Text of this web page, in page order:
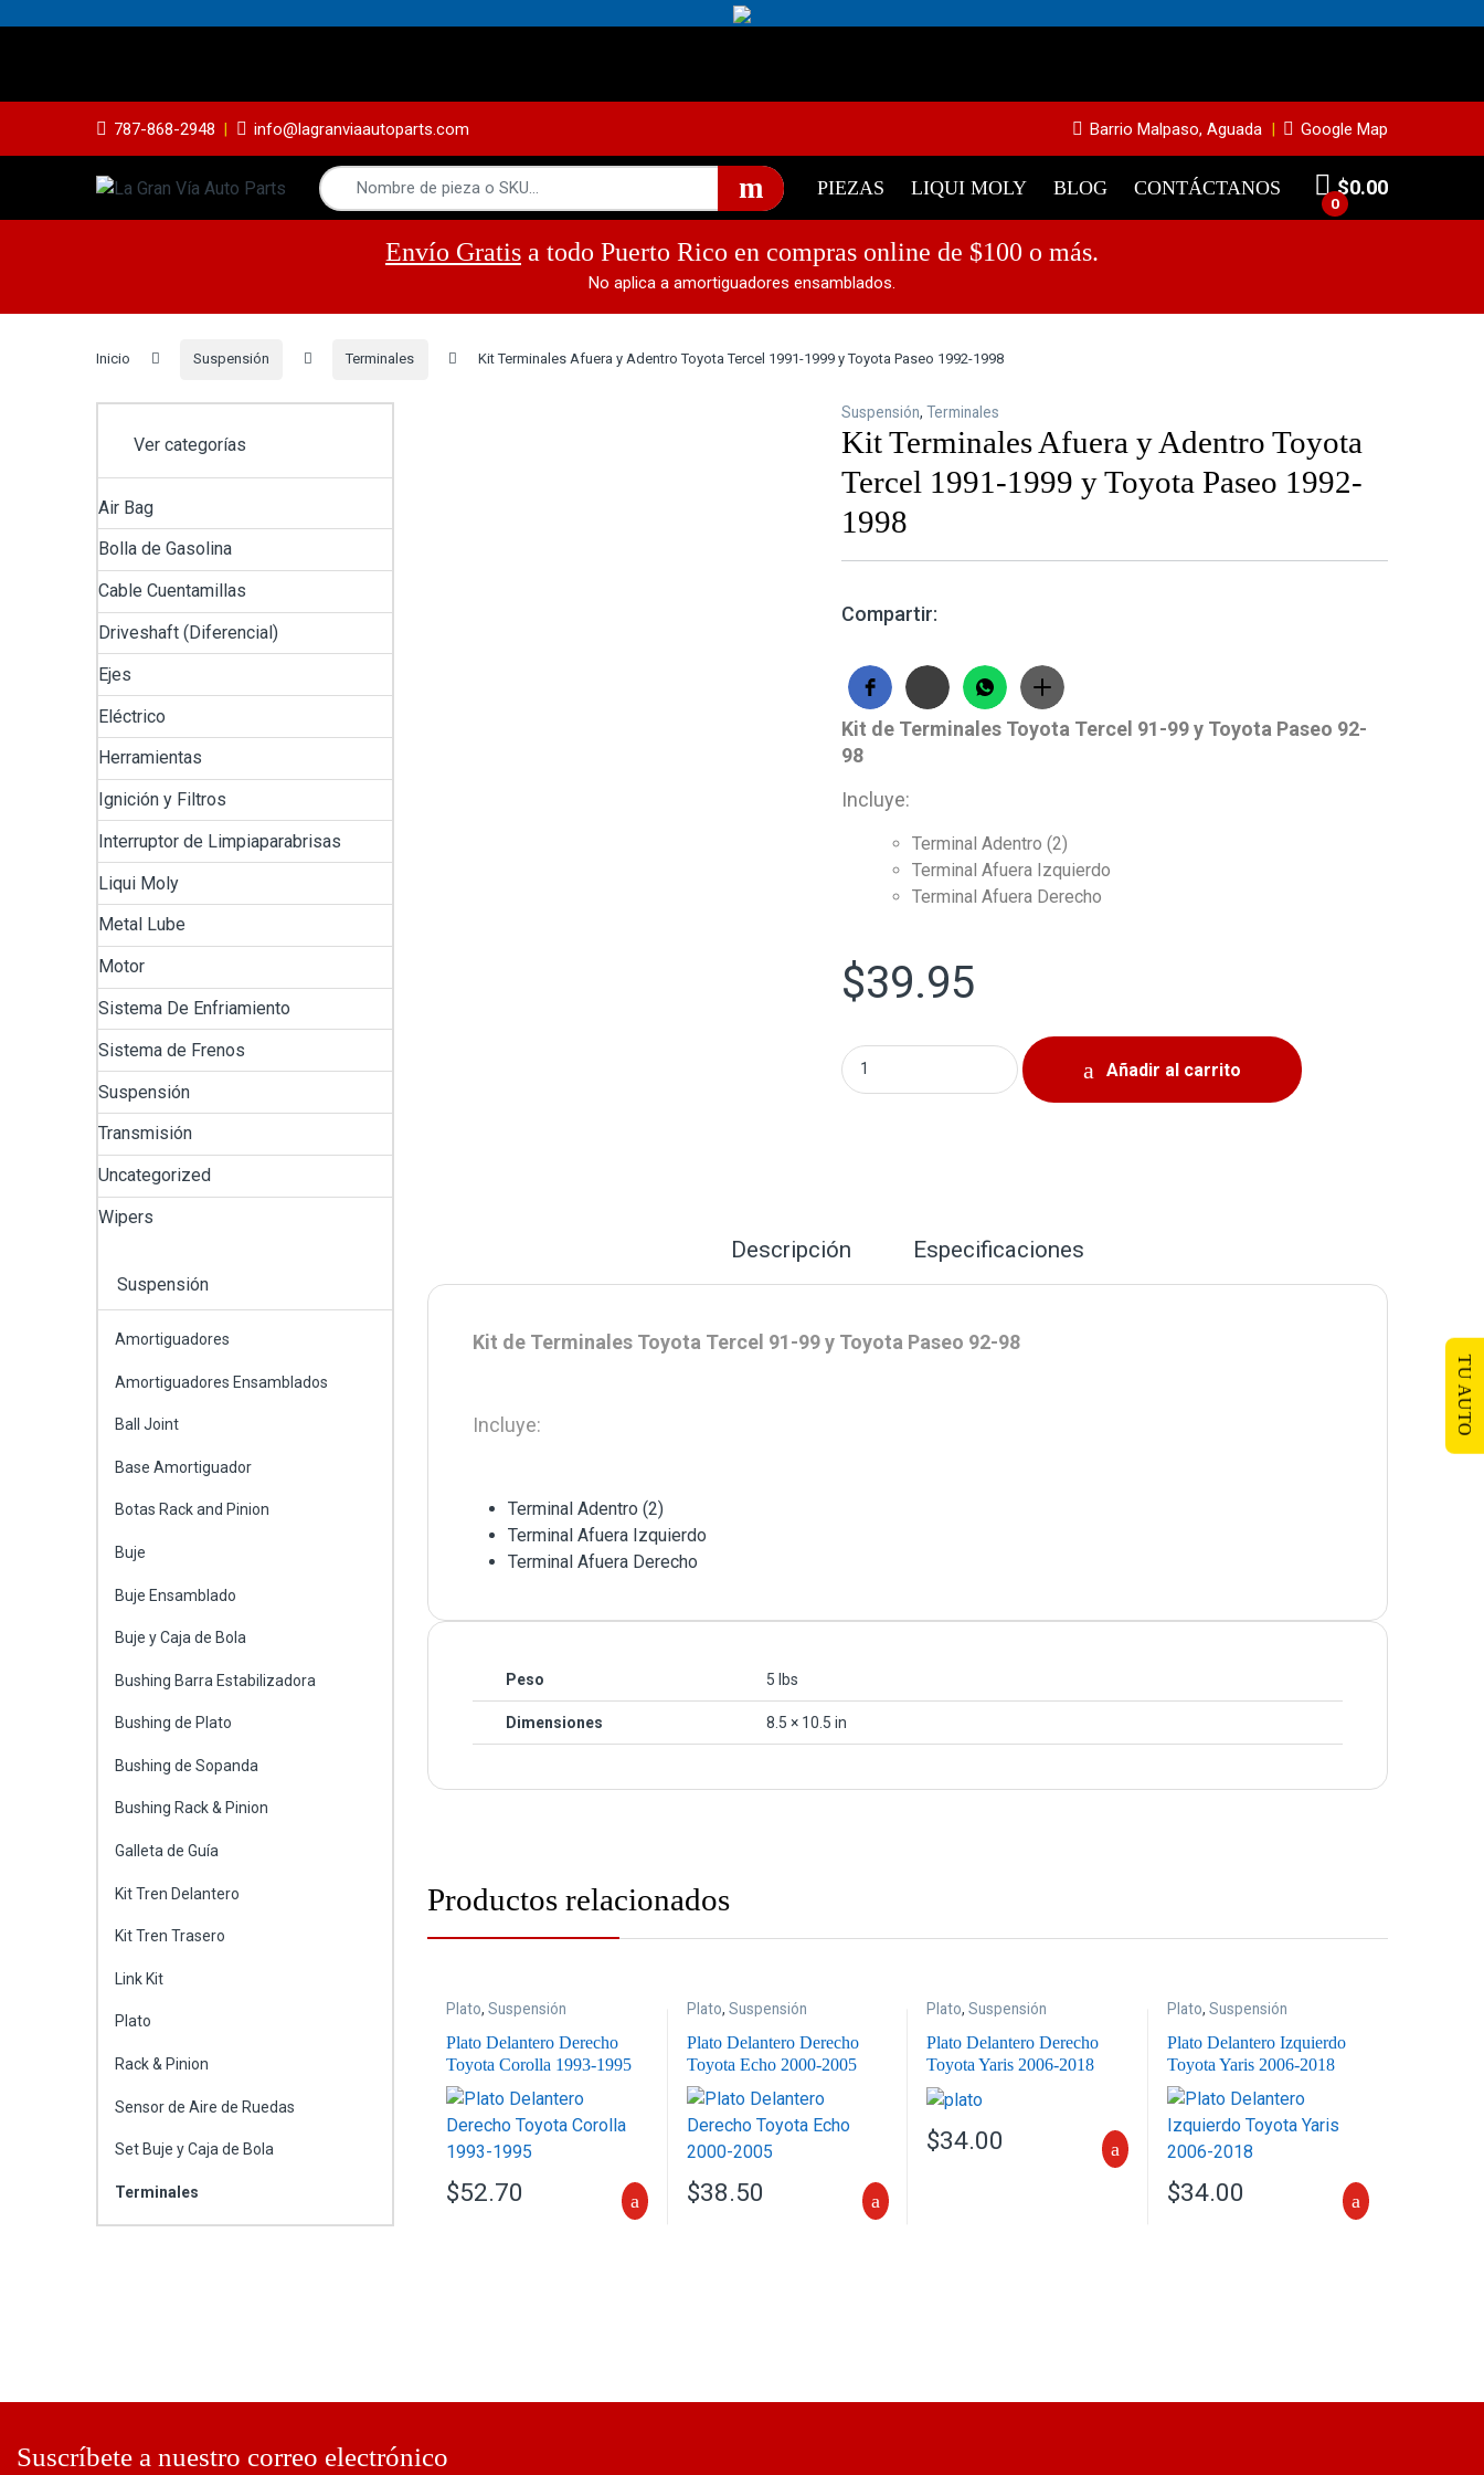
787-868-2948 info@lagranviaautoparts.com Barrio Malpaso, Aguada Google Map
PIEZAS LIQUI MOLY BLOG CONTÁCTANOS
0
$0.00
Envío Gratis a todo Puerto Rico en compras online de $100 o más.
No aplica a amortiguadores ensamblados.
Inicio Suspensión Terminales Kit Terminales Afuera y Adentro Toyota Tercel 1991-1999 y Toyota Paseo 1992-1998
Suspensión, Terminales
Kit Terminales Afuera y Adentro Toyota
Tercel 1991-1999 y Toyota Paseo 1992-
1998
Compartir:
Kit de Terminales Toyota Tercel 91-99 y Toyota Paseo 92-
98
Incluye:
Terminal Adentro (2)
Terminal Afuera Izquierdo
Terminal Afuera Derecho
$39.95
Kit Terminales Afuera y Adentro Toyota Tercel 1991-1999 y Toyota Paseo
Añadir al carrito
Descripción Especificaciones
Kit de Terminales Toyota Tercel 91-99 y Toyota Paseo 92-98
Incluye:
Terminal Adentro (2)
Terminal Afuera Izquierdo
Terminal Afuera Derecho
Peso 5 lbs
Dimensiones 8.5 × 10.5 in
Productos relacionados
Plato,Suspensión
Plato Delantero Derecho
Toyota Corolla 1993-1995
$52.70
Plato, Suspensión
Plato Delantero Derecho
Toyota Echo 2000-2005
$38.50
Plato,Suspensión
Plato Delantero Derecho
Toyota Yaris 2006-2018
$34.00
Plato, Suspensión
Plato Delantero Izquierdo
Toyota Yaris 2006-2018
$34.00
Ver categorías
Air Bag
Bolla de Gasolina
Cable Cuentamillas
Driveshaft (Diferencial)
Ejes
Eléctrico
Herramientas
Ignición y Filtros
Interruptor de Limpiaparabrisas
Liqui Moly
Metal Lube
Motor
Sistema De Enfriamiento
Sistema de Frenos
Suspensión
Transmisión
Uncategorized
Wipers
Suspensión
Amortiguadores
Amortiguadores Ensamblados
Ball Joint
Base Amortiguador
Botas Rack and Pinion
Buje
Buje Ensamblado
Buje y Caja de Bola
Bushing Barra Estabilizadora
Bushing de Plato
Bushing de Sopanda
Bushing Rack & Pinion
Galleta de Guía
Kit Tren Delantero
Kit Tren Trasero
Link Kit
Plato
Rack & Pinion
Sensor de Aire de Ruedas
Set Buje y Caja de Bola
Terminales
Suscríbete a nuestro correo electrónico
TU AUTO